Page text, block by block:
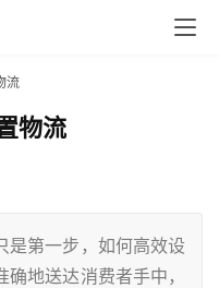
流
物流
是第一步，如何高效设
地送达消费者手中，